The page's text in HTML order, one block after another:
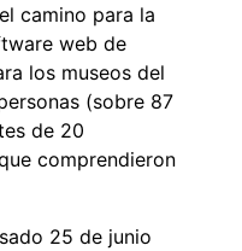
camino para la
web de
los museos del
(sobre 87
de 20
comprendieron
25 de junio